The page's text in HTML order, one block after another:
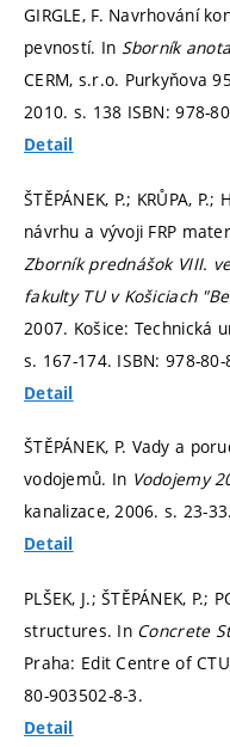
GIRGLE, F. Navrhování
pevností. In Sborník
CERM, s.r.o. Purkyňova
2010. s. 138 ISBN: 978-
Detail
ŠTĚPÁNEK, P.; KRŮPA,
návrhu a vývoji FRP
Zborník prednášok VIII.
fakulty TU v Košiciach
2007. Košice: Technická
s. 167-174. ISBN: 978-
Detail
ŠTĚPÁNEK, P. Vady a
vodojemů. In Vodojemy
kanalizace, 2006.s. 23-33.
Detail
PLŠEK, J.; ŠTĚPÁNEK,
structures. In Concrete
Praha: Edit Centre of
80-903502-8-3.
Detail